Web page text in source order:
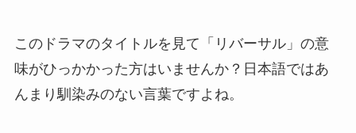
このドラマのタイトルを見て「リバーサル」の意
味がひっかかった方はいませんか？日本語ではあ
んまり馴染みのない言葉ですよね。